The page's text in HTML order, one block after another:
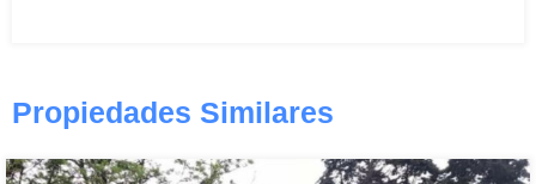
Propiedades Similares